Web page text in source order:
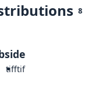
8
tifftif